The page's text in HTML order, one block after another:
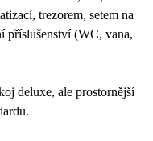
trezorem, setem na
příslušenství (WC, vana,
deluxe, ale prostornější